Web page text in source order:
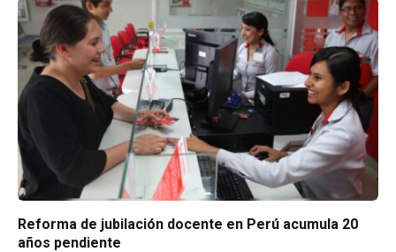
Reforma de jubilación docente en Perú acumula 20
años pendiente